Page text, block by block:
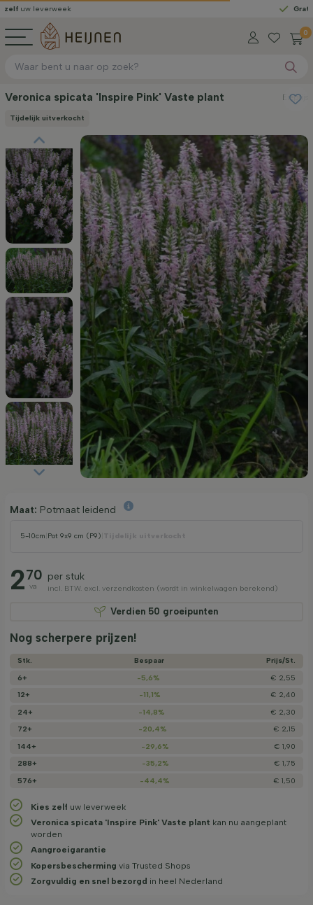
Gratis geleverd
0
Veronica spicata 'Inspire Pink' Vaste plant Ereprijs
Tijdelijk uitverkocht
Maat: Potmaat leidend
5-10cm Pot 9x9 cm (P9)
270
va
per stuk
incl. BTW. excl. verzendkosten (wordt in winkelwagen berekend)
Verdien 50 groeipunten
Nog scherpere prijzen!
Stk. Bespaar
Prijs/­St.
6+
-5,6%
€ 2,55
12+
-11,1%
€ 2,40
24+
-14,8%
€ 2,30
72+
-20,4%
€ 2,15
144+
-29,6%
€ 1,90
288+
-35,2%
€ 1,75
576+
-44,4% € 1,50
Kies zelf uw leverweek
Veronica spicata 'Inspire Pink' Vaste plant kan nu aangeplant
worden
Aangroeigarantie
Kopersbescherming via Trusted Shops
Zorgvuldig en snel bezorgd in heel Nederland